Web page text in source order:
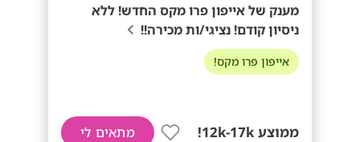
מענק של אייפון פרו מקס החדש! ללא
ניסיון קודם! נציגי/ות מכירה!!
אייפון פרו מקס!
ממוצע 12k-17k! מתאים לי